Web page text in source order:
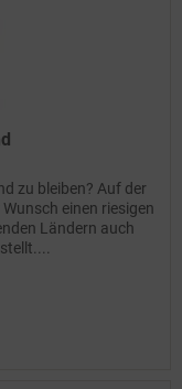
zu bleiben? Auf der
einen riesigen
Ländern auch